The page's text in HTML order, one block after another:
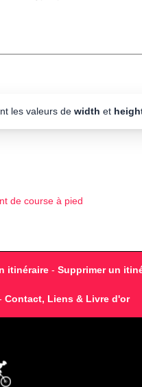
les valeurs de width et
itinéraire - Supprimer un
Contact, Liens & Livre d'or